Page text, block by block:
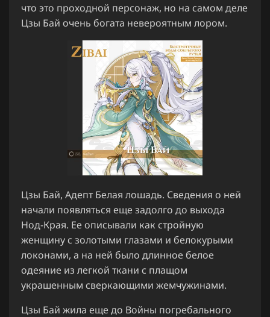
что это проходной персонаж, но на самом деле
Цзы Бай очень богата невероятным лором.
Цзы Бай, Адепт Белая лошадь. Сведения о ней
начали появляться еще задолго до выхода
Нод-Края. Ее описывали как стройную
женщину с золотыми глазами и белокурыми
локонами, а на ней было длинное белое
одеяние из легкой ткани с плащом
украшенным сверкающими жемчужинами.
Цзы Бай жила еще до Войны погребального